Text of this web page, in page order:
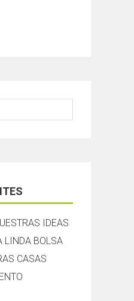
IDEAS
LINDA BOLSA
CASAS